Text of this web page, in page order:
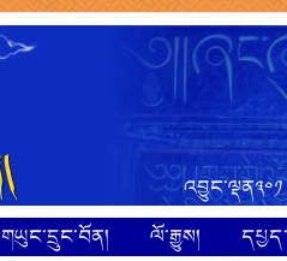
གཡུང་དྲུང་བོན། ལོ་རྒྱུས།